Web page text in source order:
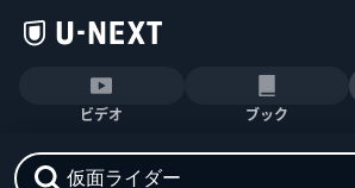
ビデオ ブック